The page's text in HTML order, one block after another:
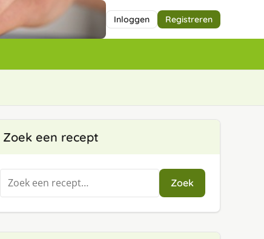
Inloggen Registreren
Zoek een recept
Zoeken
naar:
Zoek